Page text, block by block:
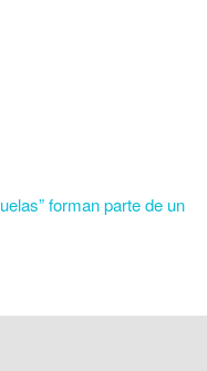
forman parte de un